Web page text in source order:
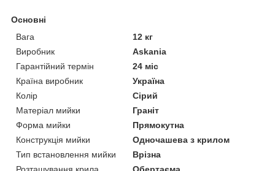
Основні
Вага
12 кг
Виробник
Askania
Гарантійний термін
24 міс
Країна виробник
Україна
Колір
Сірий
Матеріал мийки
Граніт
Форма мийки
Прямокутна
Конструкція мийки
Одночашева з крилом
Тип встановлення мийки
Врізна
Розташування крила
Обертаєма